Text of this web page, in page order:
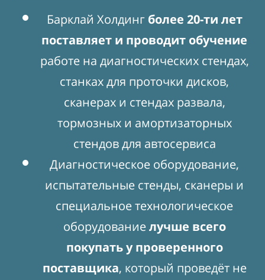
Барклай Холдинг более 20-ти лет
поставляет и проводит обучение
работе на диагностических стендах,
станках для проточки дисков,
сканерах и стендах развала,
тормозных и амортизаторных
стендов для автосервиса
Диагностическое оборудование,
испытательные стенды, сканеры и
специальное технологическое
оборудованиелучше всего
покупать у проверенного
поставщика, который проведёт не